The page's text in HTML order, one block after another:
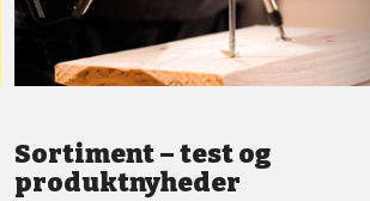
Sortiment – test og
produktnyheder